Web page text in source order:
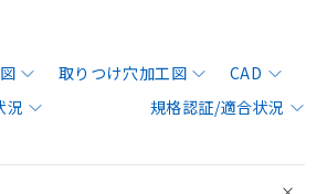
取りつけ穴加工図
CAD
況
規格認証/適合状況